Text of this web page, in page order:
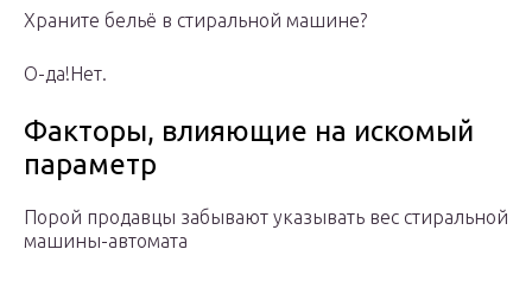
Храните бельё в стиральной машине?
О-да!Нет.
Факторы, влияющие на искомый
параметр
Порой продавцы забывают указывать вес стиральной
машины-автомата